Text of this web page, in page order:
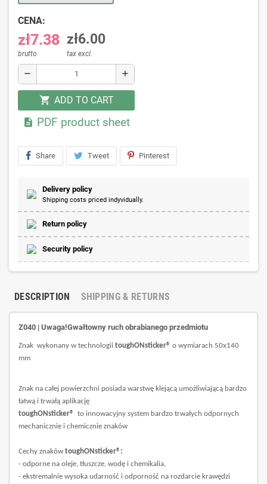
CENA:
zł7.38
brutto
zł6.00
tax excl.
remove add
shopping_cart ADD TO CART
 PDF product sheet
Share Tweet Pinterest
Delivery policy
Shipping costs priced indyvidually.
Return policy
Security policy
DESCRIPTION SHIPPING & RETURNS
Z040 | Uwaga!Gwałtowny ruch obrabianego przedmiotu
Znak wykonany w technologii toughONsticker® o wymiarach 50x140
mm
Znak na całej powierzchni posiada warstwę klejącą umożliwiającą bardzo
łatwą i trwałą aplikację
toughONsticker®
to innowacyjny system bardzo trwałych odpornych
mechanicznie i chemicznie znaków
Cechy znaków toughONsticker®:
- odporne na oleje, tłuszcze, wodę i chemikalia,
- ekstremalnie wysoka udarność i odporność na rozdarcie krawędzi